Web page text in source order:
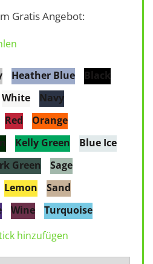
Gratis Angebot:
Heather Blue
Black
White
Navy
Red
Orange
Kelly Green
Blue Ice
Green
Sage
Lemon
Sand
Wine
Turquoise
hinzufügen